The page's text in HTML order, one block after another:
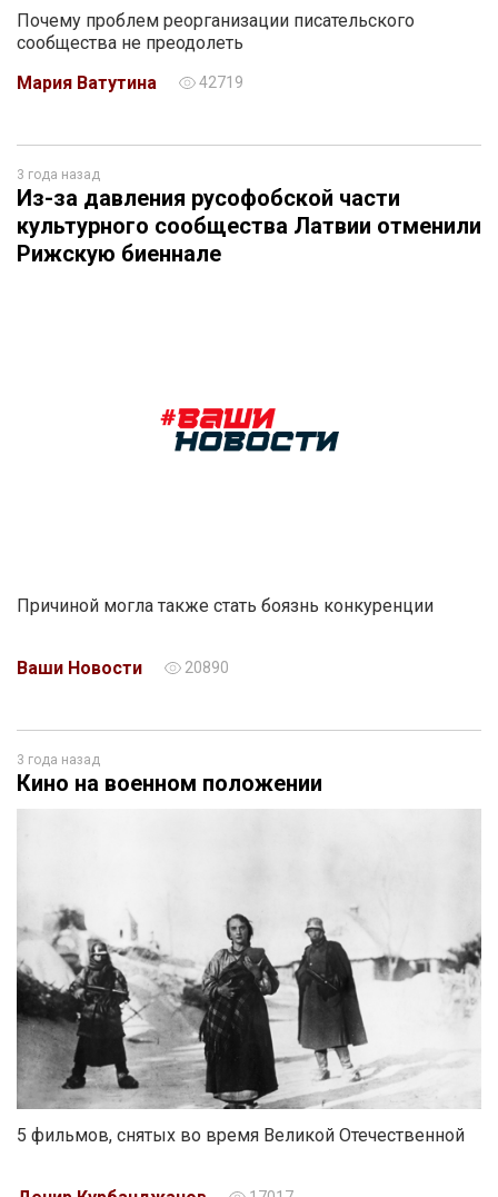
Почему проблем реорганизации писательского
сообщества не преодолеть
Мария Ватутина
42719
3 года назад
Из-за давления русофобской части
культурного сообщества Латвии отменили
Рижскую биеннале
Причиной могла также стать боязнь конкуренции
Ваши Новости 20890
3 года назад
Кино на военном положении
5 фильмов, снятых во время Великой Отечественной